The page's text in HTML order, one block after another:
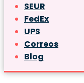
SEUR
FedEx
UPS
Correos
Blog